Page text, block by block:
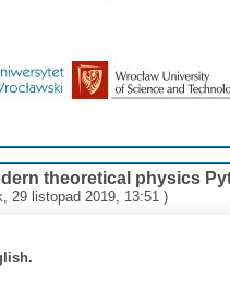
theoretical physics
29 listopad 2019, 13:51 )